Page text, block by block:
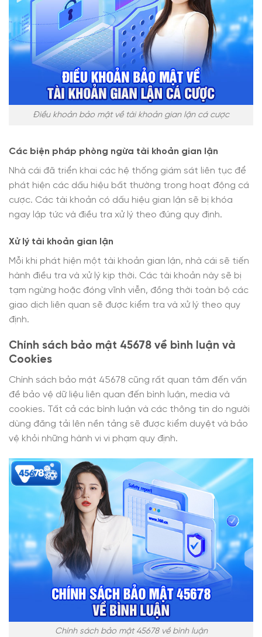
Điều khoản bảo mật về tài khoản gian lận cá cược
Các biện pháp phòng ngừa tài khoản gian lận
Nhà cái đã triển khai các hệ thống giám sát liên tục để
phát hiện các dấu hiệu bất thường trong hoạt động cá
cược. Các tài khoản có dấu hiệu gian lận sẽ bị khóa
ngay lập tức và điều tra xử lý theo đúng quy định.
Xử lý tài khoản gian lận
Mỗi khi phát hiện một tài khoản gian lận, nhà cái sẽ tiến
hành điều tra và xử lý kịp thời. Các tài khoản này sẽ bị
tạm ngừng hoặc đóng vĩnh viễn, đồng thời toàn bộ các
giao dịch liên quan sẽ được kiểm tra và xử lý theo quy
định.
Chính sách bảo mật 45678 về bình luận và
Cookies
Chính sách bảo mật 45678 cũng rất quan tâm đến vấn
đề bảo vệ dữ liệu liên quan đến bình luận, media và
cookies. Tất cả các bình luận và các thông tin do người
dùng đăng tải lên nền tảng sẽ được kiểm duyệt và bảo
vệ khỏi những hành vi vi phạm quy định.
Chính sách bảo mật 45678 về bình luận